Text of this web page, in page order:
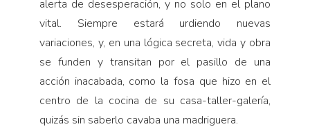
alerta de desesperación, y no solo en el plano
vital. Siempre estará urdiendo nuevas
variaciones, y, en una lógica secreta, vida y obra
se funden y transitan por el pasillo de una
acción inacabada, como la fosa que hizo en el
centro de la cocina de su casa-taller-galería,
quizás sin saberlo cavaba una madriguera.